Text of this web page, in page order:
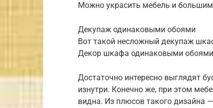
Можно украсить мебель и
Декупаж одинаковыми обоями
Вот такой несложный декупаж
Декор шкафа одинаковыми
Достаточно интересно выглядят
изнутри. Конечно же, при этом
видна. Из плюсов такого дизайна